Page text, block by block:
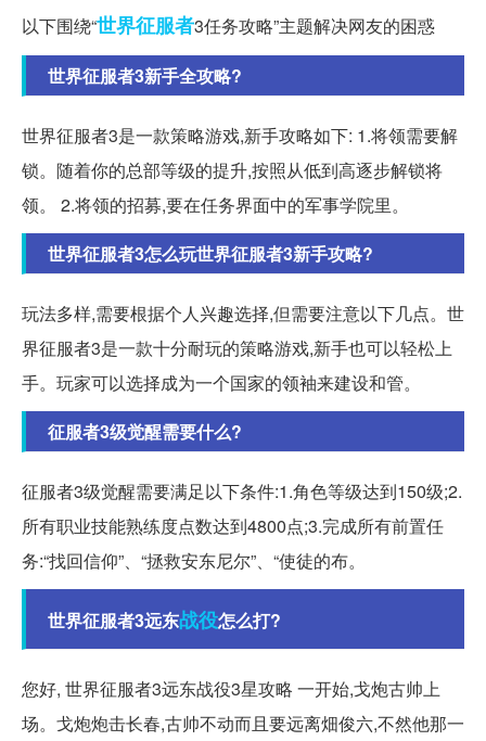
以下围绕“世界征服者3任务攻略”主题解决网友的困惑
世界征服者3新手全攻略?
世界征服者3是一款策略游戏,新手攻略如下: 1.将领需要解
锁。随着你的总部等级的提升,按照从低到高逐步解锁将
领。 2.将领的招募,要在任务界面中的军事学院里。
世界征服者3怎么玩世界征服者3新手攻略?
玩法多样,需要根据个人兴趣选择,但需要注意以下几点。世
界征服者3是一款十分耐玩的策略游戏,新手也可以轻松上
手。玩家可以选择成为一个国家的领袖来建设和管。
征服者3级觉醒需要什么?
征服者3级觉醒需要满足以下条件:1.角色等级达到150级;2.
所有职业技能熟练度点数达到4800点;3.完成所有前置任
务:“找回信仰”、“拯救安东尼尔”、“使徒的布。
世界征服者3远东战役怎么打?
您好, 世界征服者3远东战役3星攻略 一开始,戈炮古帅上
场。戈炮炮击长春,古帅不动而且要远离畑俊六,不然他那一